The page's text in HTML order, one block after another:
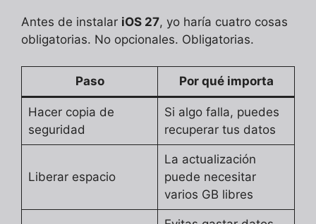
Antes de instalar iOS 27, yo haría cuatro cosas
obligatorias. No opcionales. Obligatorias.
Paso Por qué importa
Hacer copia de
seguridad
Si algo falla, puedes
recuperar tus datos
Liberar espacio
La actualización
puede necesitar
varios GB libres